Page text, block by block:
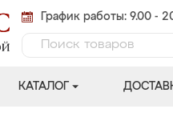
График работы: 9.00 -
КАТАЛОГ